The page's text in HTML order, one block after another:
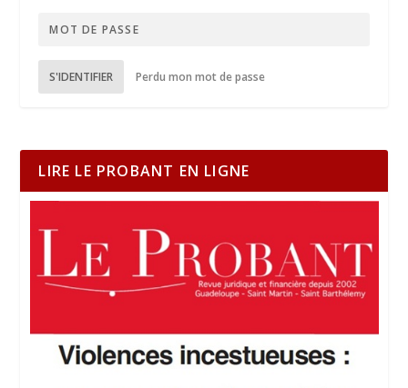
S'IDENTIFIER Perdu mon mot de passe
LIRE LE PROBANT EN LIGNE